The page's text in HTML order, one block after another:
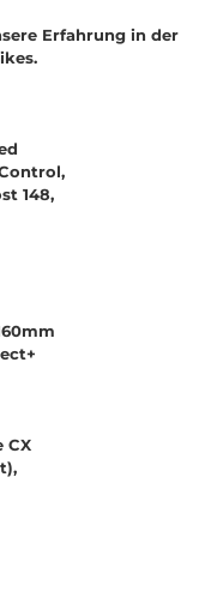
sere Erfahrung in der
ikes.
148,
CX